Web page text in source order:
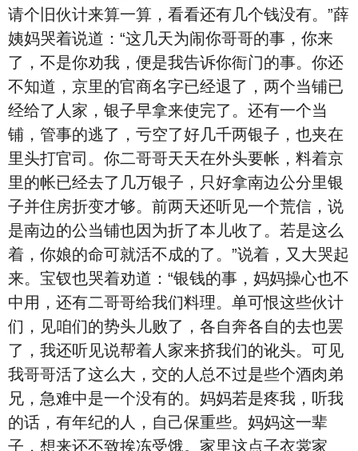
请个旧伙计来算一算，看看还有几个钱没有。”薛
姨妈哭着说道：“这几天为闹你哥哥的事，你来
了，不是你劝我，便是我告诉你衙门的事。你还
不知道，京里的官商名字已经退了，两个当铺已
经给了人家，银子早拿来使完了。还有一个当
铺，管事的逃了，亏空了好几千两银子，也夹在
里头打官司。你二哥哥天天在外头要帐，料着京
里的帐已经去了几万银子，只好拿南边公分里银
子并住房折变才够。前两天还听见一个荒信，说
是南边的公当铺也因为折了本儿收了。若是这么
着，你娘的命可就活不成的了。”说着，又大哭起
来。宝钗也哭着劝道：“银钱的事，妈妈操心也不
中用，还有二哥哥给我们料理。单可恨这些伙计
们，见咱们的势头儿败了，各自奔各自的去也罢
了，我还听见说帮着人家来挤我们的讹头。可见
我哥哥活了这么大，交的人总不过是些个酒肉弟
兄，急难中是一个没有的。妈妈若是疼我，听我
的话，有年纪的人，自己保重些。妈妈这一辈
子，想来还不致挨冻受饿。家里这点子衣裳家